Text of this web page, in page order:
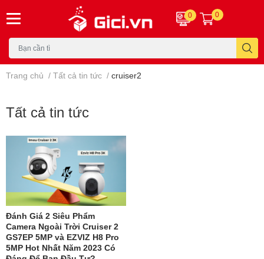
0 0
Trang chủ / Tất cả tin tức / cruiser2
Tất cả tin tức
Đánh Giá 2 Siêu Phẩm
Camera Ngoài Trời Cruiser 2
GS7EP 5MP và EZVIZ H8 Pro
5MP Hot Nhất Năm 2023 Có